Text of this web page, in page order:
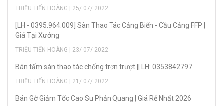
TRIỆU TIẾN HOÀNG | 25/ 07/ 2022
[LH - 0395.964.009] Sàn Thao Tác Cảng Biển - Cầu Cảng FFP |
Giá Tại Xưởng
TRIỆU TIẾN HOÀNG | 23/ 07/ 2022
Bán tấm sàn thao tác chống trơn trượt || LH: 0353842797
TRIỆU TIẾN HOÀNG | 21/ 07/ 2022
Bán Gờ Giảm Tốc Cao Su Phản Quang | Giá Rẻ Nhất 2026